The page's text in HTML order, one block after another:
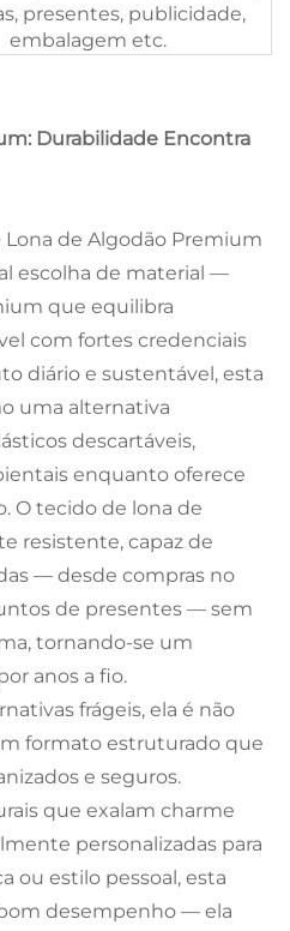
presentes, publicidade,
embalagem etc.
Durabilidade Encontra
Lona de Algodão Premium
escolha de material —
que equilibra
com fortes credenciais
diário e sustentável, esta
uma alternativa
descartáveis,
enquanto oferece
O tecido de lona de
resistente, capaz de
— desde compras no
de presentes — sem
tornando-se um
anos a fio.
frágeis, ela é não
formato estruturado que
e seguros.
que exalam charme
personalizadas para
ou estilo pessoal, esta
desempenho — ela